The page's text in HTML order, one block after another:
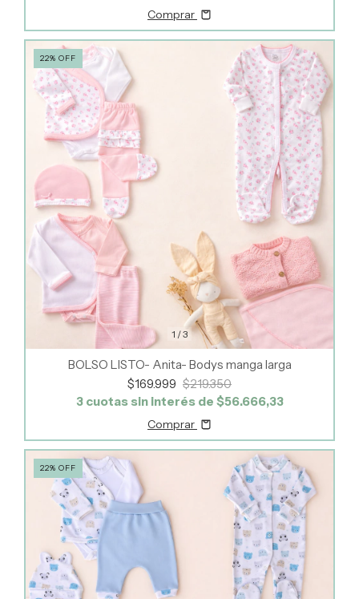
Comprar
1 /3
22% OFF
BOLSO LISTO- Anita- Bodys manga larga
$169.999 $219.350
3 cuotas sin interés de $56.666,33
Comprar
22% OFF